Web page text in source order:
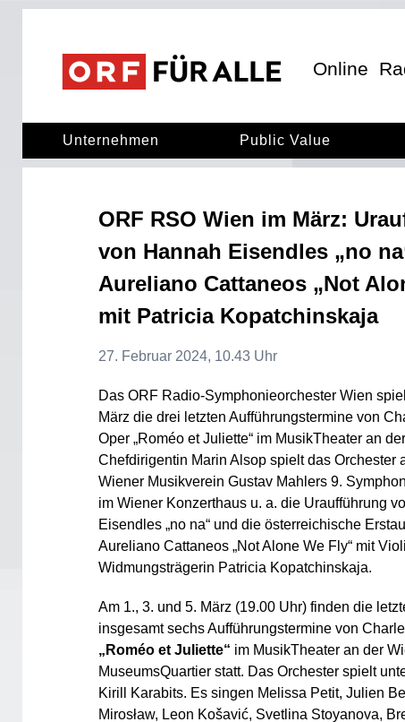
ORF für Alle
ORF für alle Online
Unternehmen Public Value
ORF RSO Wien im März:
von Hannah Eisendles „no
Aureliano Cattaneos „Not
mit Patricia Kopatchinskaja
27. Februar 2024, 10.43 Uhr
Das ORF Radio-Symphonieorchester Wien
März die drei letzten Aufführungstermine von
Oper „Roméo et Juliette“ im MusikTheater an
Chefdirigentin Marin Alsop spielt das Orchester
Wiener Musikverein Gustav Mahlers 9.
im Wiener Konzerthaus u. a. die Uraufführung
Eisendles „no na“ und die österreichische
Aureliano Cattaneos „Not Alone We Fly“ mit
Widmungsträgerin Patricia Kopatchinskaja.
Am 1., 3. und 5. März (19.00 Uhr) finden die
insgesamt sechs Aufführungstermine von
„Roméo et Juliette“ im MusikTheater an der
MuseumsQuartier statt. Das Orchester spielt
Kirill Karabits. Es singen Melissa Petit, Julien
Mirosław, Leon Košavić, Svetlina Stoyanova,